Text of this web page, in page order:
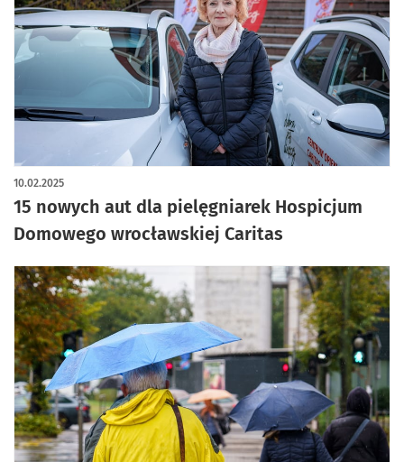
15 nowych aut dla pielęgniarek Hospicjum
Domowego wrocławskiej Caritas
10.02.2025
artykuł z galerią zdjęć